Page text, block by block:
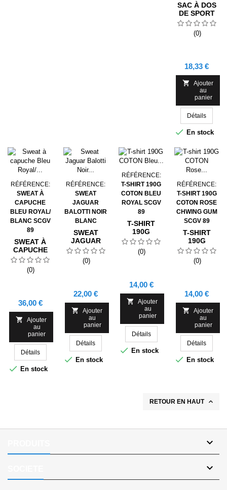
SAC À DOS
DE SPORT
NOIR
BALOTTI
PACK SCGV
(0)
Prix
18,33 €

Ajouter
au
panier
Détails
 En stock
RÉFÉRENCE:
SWEAT À
CAPUCHE
BLEU ROYAL/
BLANC SCGV
89
SWEAT À
CAPUCHE
BLEU
ROYAL/
BLANC
(0)
Prix
36,00 €

Ajouter
au
panier
Détails
 En stock
RÉFÉRENCE:
SWEAT
JAGUAR
BALOTTI NOIR
BLANC
SWEAT
JAGUAR
BALOTTI
NOIR BLANC
SCGV 89
(0)
Prix
22,00 €

Ajouter
au
panier
Détails
 En stock
RÉFÉRENCE:
T-SHIRT 190G
COTON BLEU
ROYAL SCGV
89
T-SHIRT
190G
COTON
BLEU
ROYAL
(0)
Prix
14,00 €

Ajouter
au
panier
Détails
 En stock
RÉFÉRENCE:
T-SHIRT 190G
COTON ROSE
CHWING GUM
SCGV 89
T-SHIRT
190G
COTON
ROSE
CHWING
(0)
Prix
14,00 €

Ajouter
au
panier
Détails
 En stock
RETOUR EN HAUT 

